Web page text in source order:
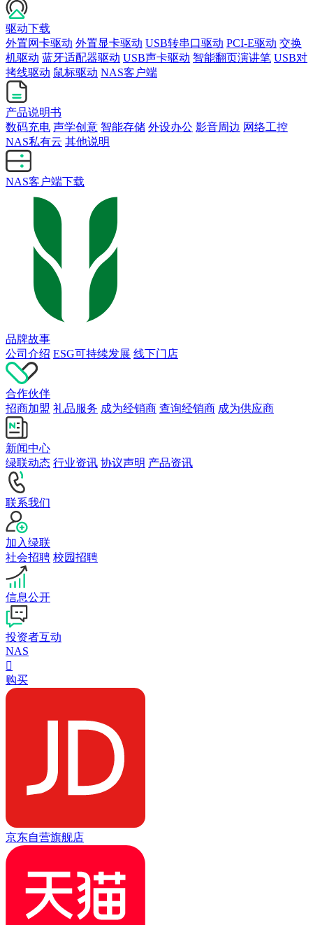
驱动下载
外置网卡驱动 外置显卡驱动 USB转串口驱动 PCI-E驱动 交换
机驱动 蓝牙适配器驱动 USB声卡驱动 智能翻页演讲笔 USB对
拷线驱动 鼠标驱动 NAS客户端
产品说明书
数码充电 声学创意 智能存储 外设办公 影音周边 网络工控
NAS私有云 其他说明
NAS客户端下载
品牌故事
公司介绍 ESG可持续发展 线下门店
合作伙伴
招商加盟 礼品服务 成为经销商 查询经销商 成为供应商
新闻中心
绿联动态 行业资讯 协议声明 产品资讯
联系我们
加入绿联
社会招聘 校园招聘
信息公开
投资者互动
NAS

购买
京东自营旗舰店